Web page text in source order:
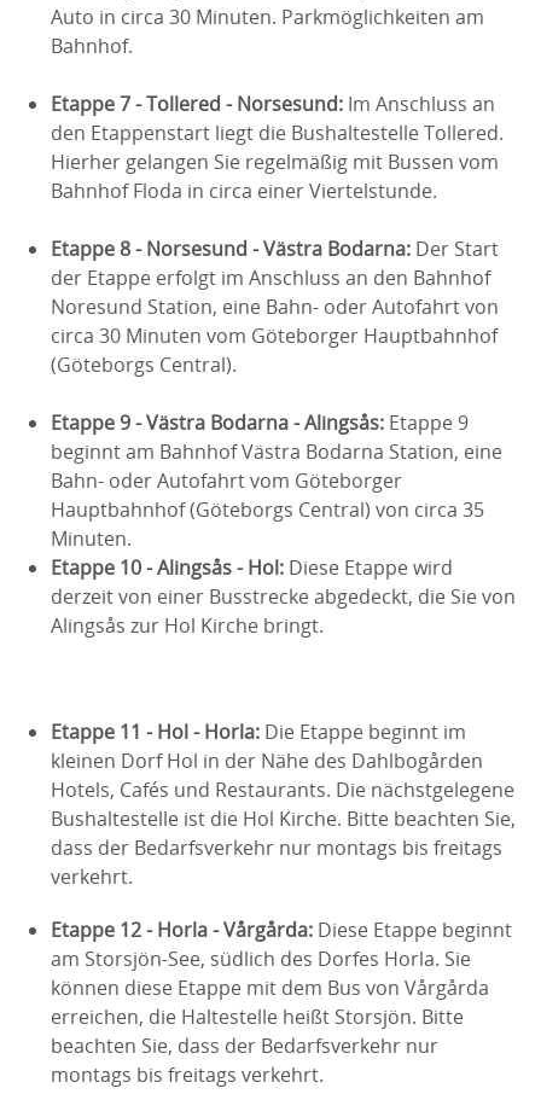
Auto in circa 30 Minuten. Parkmöglichkeiten am
Bahnhof.
Etappe 7 - Tollered - Norsesund: Im Anschluss an
den Etappenstart liegt die Bushaltestelle Tollered.
Hierher gelangen Sie regelmäßig mit Bussen vom
Bahnhof Floda in circa einer Viertelstunde.
Etappe 8 - Norsesund - Västra Bodarna: Der Start
der Etappe erfolgt im Anschluss an den Bahnhof
Noresund Station, eine Bahn- oder Autofahrt von
circa 30 Minuten vom Göteborger Hauptbahnhof
(Göteborgs Central).
Etappe 9 - Västra Bodarna - Alingsås: Etappe 9
beginnt am Bahnhof Västra Bodarna Station, eine
Bahn- oder Autofahrt vom Göteborger
Hauptbahnhof (Göteborgs Central) von circa 35
Minuten.
Etappe 10 - Alingsås - Hol: Diese Etappe wird
derzeit von einer Busstrecke abgedeckt, die Sie von
Alingsås zur Hol Kirche bringt.
Etappe 11 - Hol - Horla: Die Etappe beginnt im
kleinen Dorf Hol in der Nähe des Dahlbogården
Hotels, Cafés und Restaurants. Die nächstgelegene
Bushaltestelle ist die Hol Kirche. Bitte beachten Sie,
dass der Bedarfsverkehr nur montags bis freitags
verkehrt.
Etappe 12 - Horla - Vårgårda: Diese Etappe beginnt
am Storsjön-See, südlich des Dorfes Horla. Sie
können diese Etappe mit dem Bus von Vårgårda
erreichen, die Haltestelle heißt Storsjön. Bitte
beachten Sie, dass der Bedarfsverkehr nur
montags bis freitags verkehrt.